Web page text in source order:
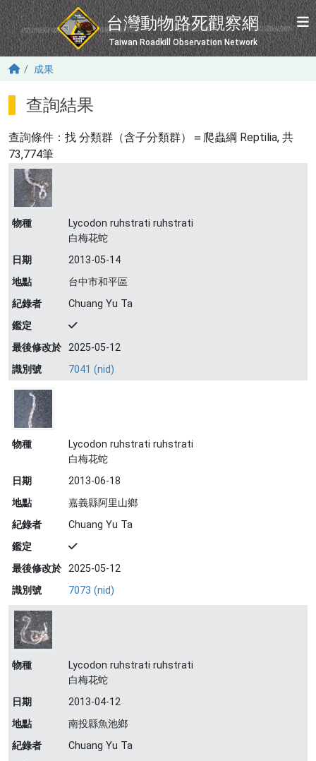
移至主內容
台灣動物路死觀察網
Taiwan Roadkill Observation Network
成果
查詢結果
查詢條件：找 分類群（含子分類群）＝爬蟲綱 Reptilia, 共
73,774筆
物種
Lycodon ruhstrati ruhstrati
白梅花蛇
日期
2013-05-14
地點
台中市和平區
紀錄者
Chuang Yu Ta
鑑定
最後修改於 2025-05-12
識別號
7041 (nid)
物種
Lycodon ruhstrati ruhstrati
白梅花蛇
日期
2013-06-18
地點
嘉義縣阿里山鄉
紀錄者
Chuang Yu Ta
鑑定
最後修改於 2025-05-12
識別號
7073 (nid)
物種
Lycodon ruhstrati ruhstrati
白梅花蛇
日期
2013-04-12
地點
南投縣魚池鄉
紀錄者
Chuang Yu Ta